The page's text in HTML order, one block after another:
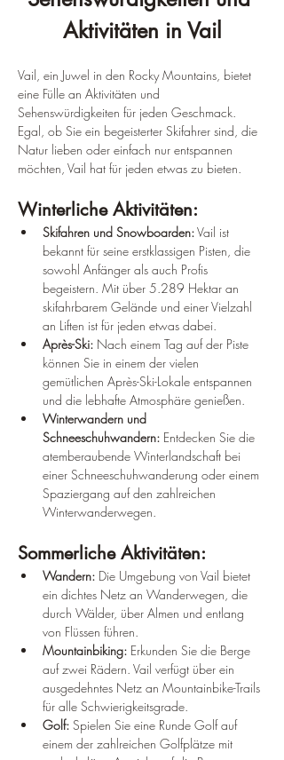
Aktivitäten in Vail
Vail, ein Juwel in den Rocky Mountains, bietet
eine Fülle an Aktivitäten und
Sehenswürdigkeiten für jeden Geschmack.
Egal, ob Sie ein begeisterter Skifahrer sind, die
Natur lieben oder einfach nur entspannen
möchten, Vail hat für jeden etwas zu bieten.
Winterliche Aktivitäten:
Skifahren und Snowboarden: Vail ist
bekannt für seine erstklassigen Pisten, die
sowohl Anfänger als auch Profis
begeistern. Mit über 5.289 Hektar an
skifahrbarem Gelände und einer Vielzahl
an Liften ist für jeden etwas dabei.
Après-Ski: Nach einem Tag auf der Piste
können Sie in einem der vielen
gemütlichen Après-Ski-Lokale entspannen
und die lebhafte Atmosphäre genießen.
Winterwandern und
Schneeschuhwandern: Entdecken Sie die
atemberaubende Winterlandschaft bei
einer Schneeschuhwanderung oder einem
Spaziergang auf den zahlreichen
Winterwanderwegen.
Sommerliche Aktivitäten:
Wandern: Die Umgebung von Vail bietet
ein dichtes Netz an Wanderwegen, die
durch Wälder, über Almen und entlang
von Flüssen führen.
Mountainbiking: Erkunden Sie die Berge
auf zwei Rädern. Vail verfügt über ein
ausgedehntes Netz an Mountainbike-Trails
für alle Schwierigkeitsgrade.
Golf: Spielen Sie eine Runde Golf auf
einem der zahlreichen Golfplätze mit